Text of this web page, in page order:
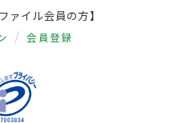
ァイル会員の方】
会員登録